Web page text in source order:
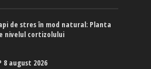
de stres în mod natural: Planta
nivelul cortizolului
8 august 2026